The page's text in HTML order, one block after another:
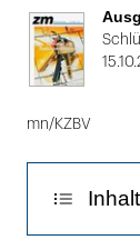
von
2
mn/KZBV